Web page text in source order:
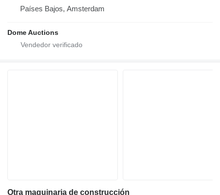
Países Bajos, Amsterdam
Dome Auctions
Otra maquinaria de construcción